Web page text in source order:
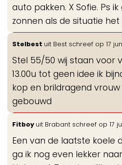
auto pakken. X Sofie. Ps
zonnen als de situatie
Stelbest uit Best schreef op 17
Stel 55/50 wij staan voor
13.00u tot geen idee ik
kop en brildragend
gebouwd
Fitboy uit Brabant schreef op 17
Een van de laatste koele
ga ik nog even lekker